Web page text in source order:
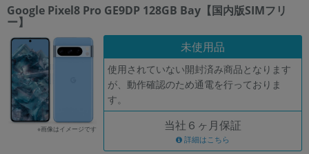
Google Pixel8 Pro GE9DP 128GB Bay【国内版SIMフリ
ー】
※画像はイメージです
未使用品
使用されていない開封済み商品となります
が、動作確認のため通電を行っておりま
す。
当社６ヶ月保証
詳細はこちら
フリーワード
除外ワード
人気の検索ワード： Let's note